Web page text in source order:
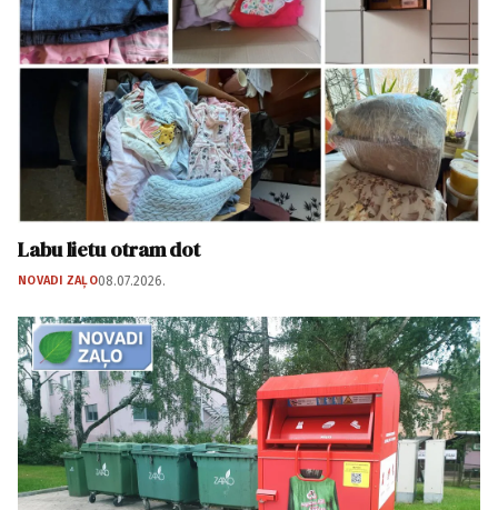
Labu lietu otram dot
NOVADI ZAĻO08.07.2026.